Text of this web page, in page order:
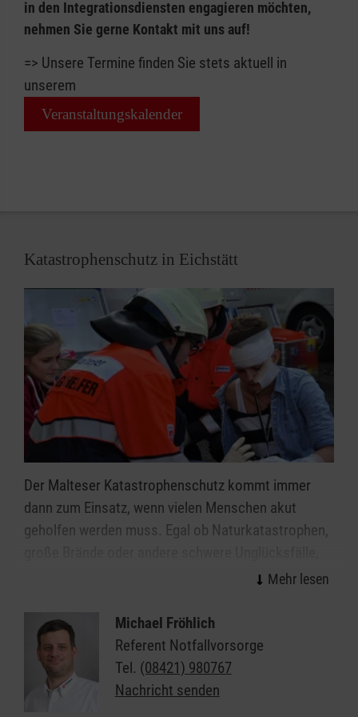
qualifiziernden Hauptschulabschluss (Quali-
Prüfungen Mathe, Deutsch, Englich) im Zeitraum
April bis Juni. Ein Projekt in Zusammenarbeit
mit dem JMD Eichstätt
Für alle Angebote suchen wir Menschen,
die wöchentlich 1-2 Stunden mitbringen
Arbeit in Gruppentreffen zu reflektieren
gerne im Team arbeiten
Wir bieten für Ehrenamliche:
bewegende und bereichernde Begegnungen mit
Menschen, die Unterstützung benötigen
professionelle Unterstützung, Fortbildungen
und Workshops
Erfahrungsaustausch mit anderen
Ehrenamtlichen in regelmäßigen Gruppentreffen
in den Integrationsdiensten engagieren möchten,
nehmen Sie gerne Kontakt mit uns auf!
=> Unsere Termine finden Sie stets aktuell in
unserem
Veranstaltungskalender
Katastrophenschutz in Eichstätt
Der Malteser Katastrophenschutz kommt immer
dann zum Einsatz, wenn vielen Menschen akut
geholfen werden muss. Egal ob Naturkatastrophen,
die ehrenamtlichen Einsatzkräfte helfen bei allen
Rettungsdienst nicht ausreichen.
Organisiert in einzelnen Einsatzgruppen sind unsere
Helferinnen und Helfer Spezialisten in den Bereichen
Sanitätsdienst, Technik, Betreuung und
Michael Fröhlich
Referent Notfallvorsorge
Tel. (08421) 980767
Nachricht senden